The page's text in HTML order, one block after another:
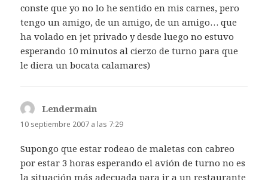
conste que yo no lo he sentido en mis carnes, pero
tengo un amigo, de un amigo, de un amigo… que
ha volado en jet privado y desde luego no estuvo
esperando 10 minutos al cierzo de turno para que
le diera un bocata calamares)
Lendermain
10 septiembre 2007 a las 7:29
Supongo que estar rodeao de maletas con cabreo
por estar 3 horas esperando el avión de turno no es
la situación más adecuada para ir a un restaurante